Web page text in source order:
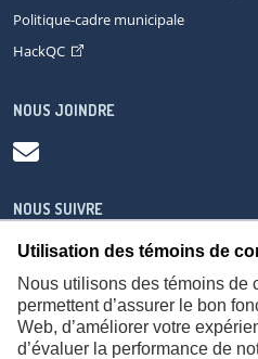
Utilisation des témoins de
Nous utilisons des témoins de
permettent d’assurer le bon
Web, d’améliorer votre
d’évaluer la performance de
Politique-cadre municipale
HackQC
NOUS JOINDRE
NOUS SUIVRE
À propos Accessibilité Plan